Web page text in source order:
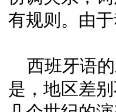
有规则。由
西班牙语的
是，地区差